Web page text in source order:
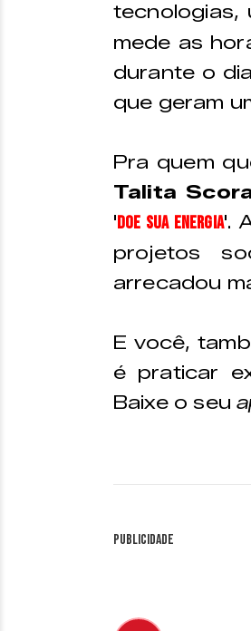
tecnologias,
mede as
durante o
que geram
Pra quem
Talita
'Doe sua energia'.
projetos
arrecadou
E você,
é praticar
Baixe o seu
Publicidade